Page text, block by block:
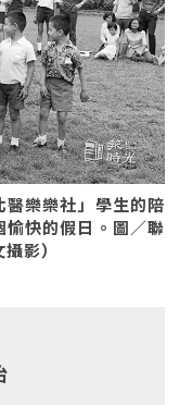
樂樂社」學生的陪
快的假日。圖／聯
影）